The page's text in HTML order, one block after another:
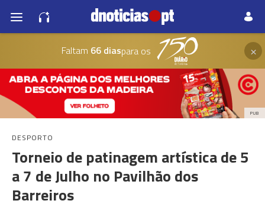
Faltam 66 diaspara os ×
PUB
DESPORTO
Torneio de patinagem artística de 5
a 7 de Julho no Pavilhão dos
Barreiros